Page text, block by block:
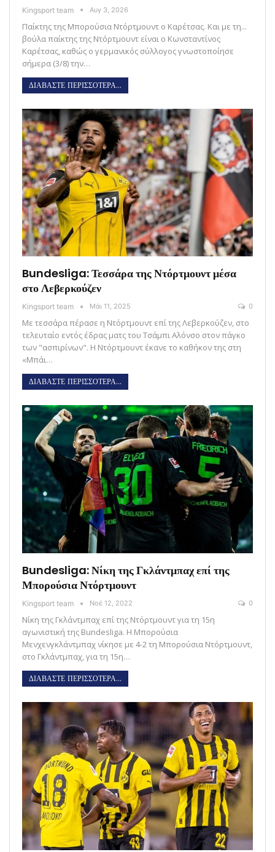
Kingsport team Αυγ 3, 2026
Παίκτης της Μπορούσια Ντόρτμουντ ο Καρέτσας. Και με τη...
βούλα παίκτης της Ντόρτμουντ είναι ο Κωνσταντίνος
Καρέτσας, καθώς ο γερμανικός σύλλογος γνωστοποίησε
σήμερα (3/8) την…
ΔΙΑΒΑΣΤΕ ΠΕΡΙΣΣΟΤΕΡΑ...
Bundesliga: Τεσσάρα της Ντόρτμουντ μέσα
στο Λεβερκούζεν
Kingsport team Μάι 11, 2025 0
Με τεσσάρα πέρασε η Ντόρτμουντ επί της Λεβερκούζεν, στο
τελευταίο εντός έδρας ματς του Τσάμπι Αλόνσο στον πάγκο
των "ασπιρίνων". Η Ντόρτμουντ έκανε το καθήκον της στη
«Μπάι…
ΔΙΑΒΑΣΤΕ ΠΕΡΙΣΣΟΤΕΡΑ...
Bundesliga: Νίκη της Γκλάντμπαχ επί της
Μπορούσια Ντόρτμουντ
Kingsport team Νοέ 12, 2022 0
Νίκη της Γκλάντμπαχ επί της Ντόρτμουντ για τη 15η
αγωνιστική της Bundesliga. Η Μπορούσια
Μενχενγκλάντμπαχ νίκησε με 4-2 τη Μπορούσια Ντόρτμουντ,
στο Γκλάντμπαχ, για τη 15η…
ΔΙΑΒΑΣΤΕ ΠΕΡΙΣΣΟΤΕΡΑ...